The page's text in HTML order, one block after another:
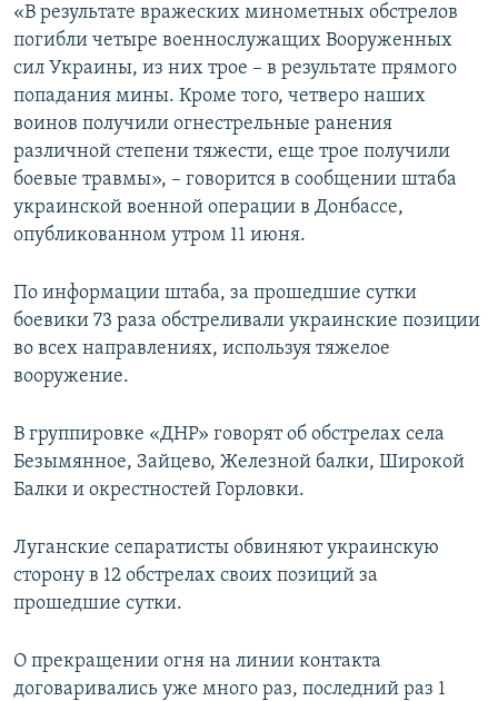
ПОБЕДИТЕЛЕЙ НЕ СУДЯТ?
КРЫМ.НЕПОКОРЕННЫЙ
УКРАИНСКАЯ ПРОБЛЕМА КРЫМА
ПРИСОЕДИНЯЙТЕСЬ!
Все сайты RFE/RL
«В результате вражеских минометных обстрелов
погибли четыре военнослужащих Вооруженных
сил Украины, из них трое – в результате прямого
попадания мины. Кроме того, четверо наших
воинов получили огнестрельные ранения
различной степени тяжести, еще трое получили
боевые травмы», – говорится в сообщении штаба
украинской военной операции в Донбассе,
опубликованном утром 11 июня.
По информации штаба, за прошедшие сутки
боевики 73 раза обстреливали украинские позиции
во всех направлениях, используя тяжелое
вооружение.
В группировке «ДНР» говорят об обстрелах села
Безымянное, Зайцево, Железной балки, Широкой
Балки и окрестностей Горловки.
Луганские сепаратисты обвиняют украинскую
сторону в 12 обстрелах своих позиций за
прошедшие сутки.
О прекращении огня на линии контакта
договаривались уже много раз, последний раз 1